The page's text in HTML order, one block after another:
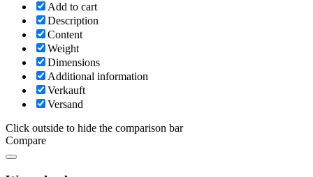
Add to cart
Description
Content
Weight
Dimensions
Additional information
Verkauft
Versand
Click outside to hide the comparison bar
Compare